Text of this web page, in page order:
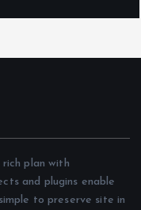
plan with
and plugins enable
to preserve site in